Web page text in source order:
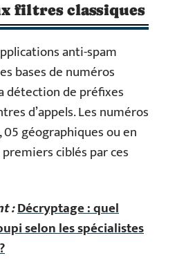
filtres classiques
anti-spam
bases de numéros
détection de préfixes
d’appels. Les numéros
05 géographiques ou en
ciblés par ces
:Décryptage : quel
selon les spécialistes